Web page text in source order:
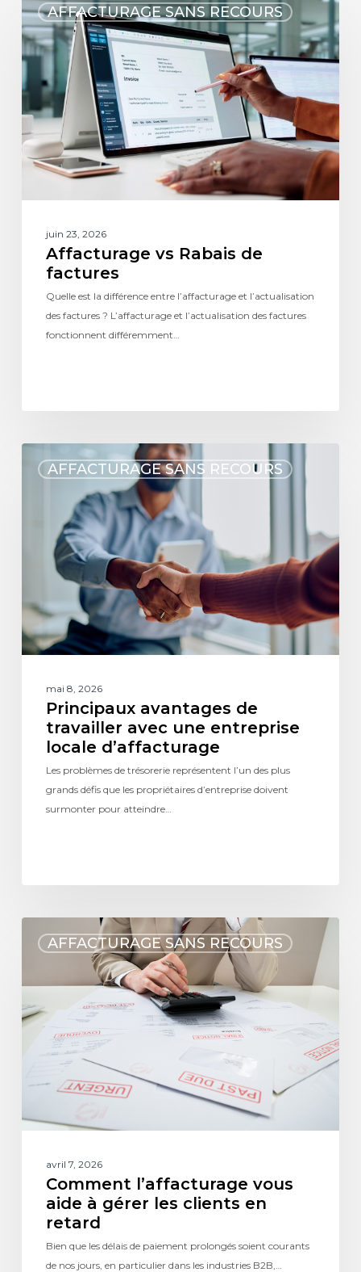
AFFACTURAGE SANS RECOURS
juin 23, 2026
Affacturage vs Rabais de
factures
Quelle est la différence entre l’affacturage et l’actualisation
des factures ? L’affacturage et l’actualisation des factures
fonctionnent différemment…
AFFACTURAGE SANS RECOURS
mai 8, 2026
Principaux avantages de
travailler avec une entreprise
locale d’affacturage
Les problèmes de trésorerie représentent l’un des plus
grands défis que les propriétaires d’entreprise doivent
surmonter pour atteindre…
AFFACTURAGE SANS RECOURS
avril 7, 2026
Comment l’affacturage vous
aide à gérer les clients en
retard
Bien que les délais de paiement prolongés soient courants
de nos jours, en particulier dans les industries B2B,…